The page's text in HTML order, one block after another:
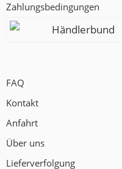
Zahlungsbedingungen
Händlerbund
FAQ
Kontakt
Anfahrt
Über uns
Lieferverfolgung